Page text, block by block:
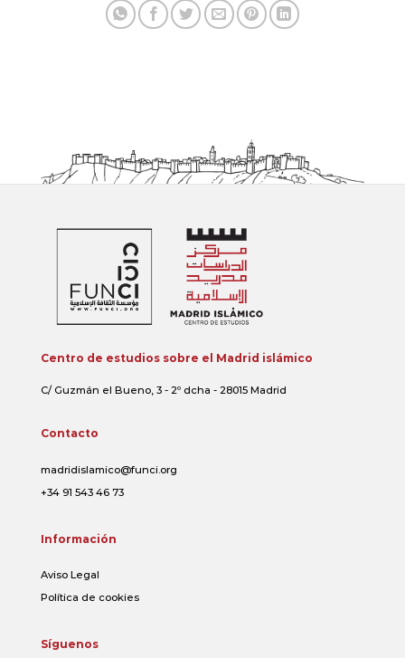
Centro de estudios sobre el Madrid islámico
C/ Guzmán el Bueno, 3 - 2º dcha - 28015 Madrid
Contacto
madridislamico@funci.org
+34 91 543 46 73
Información
Aviso Legal
Política de cookies
Síguenos